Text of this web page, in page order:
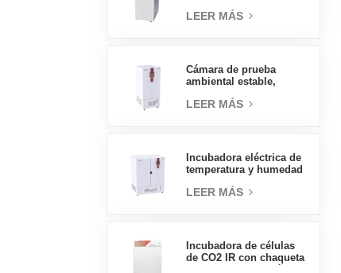
Vertical, esterilizador de
LEER MÁS
Cámara de prueba
ambiental estable,
laboratorio, precio al
LEER MÁS
Incubadora eléctrica de
temperatura y humedad
suministros de
LEER MÁS
Incubadora de células
de CO2 IR con chaqueta